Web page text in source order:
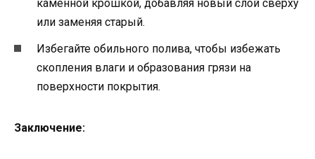
каменной крошкой, добавляя новый слой сверху
или заменяя старый.
Избегайте обильного полива, чтобы избежать
скопления влаги и образования грязи на
поверхности покрытия.
Заключение: